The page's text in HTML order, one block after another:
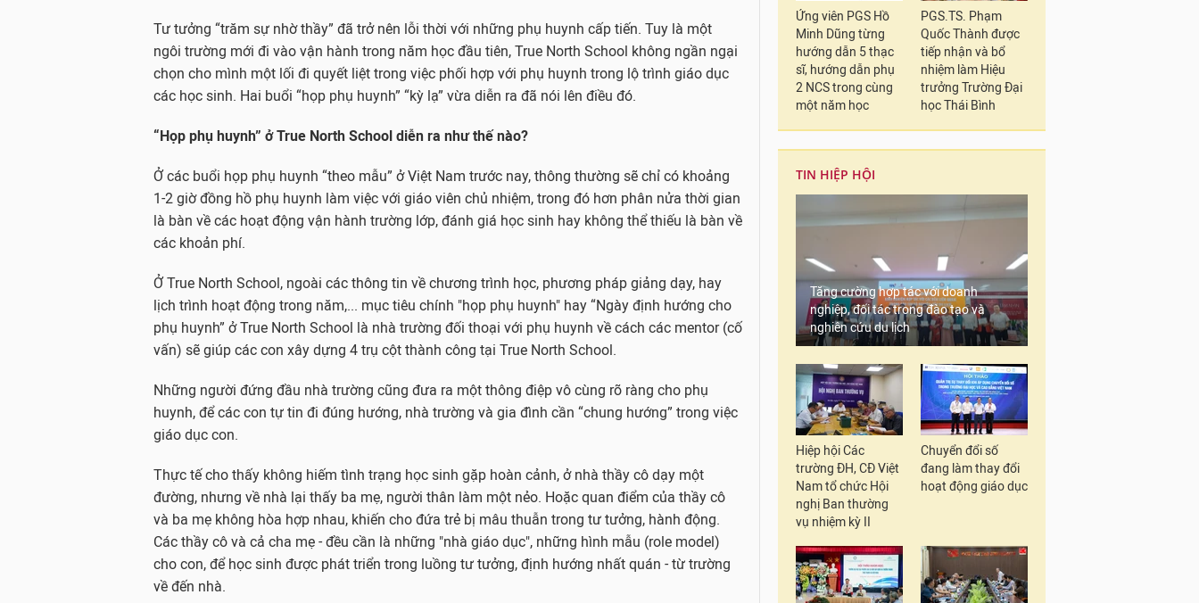
Tư tưởng “trăm sự nhờ thầy” đã trở nên lỗi thời với những phụ huynh cấp tiến. Tuy là một
ngôi trường mới đi vào vận hành trong năm học đầu tiên, True North School không ngần ngại
chọn cho mình một lối đi quyết liệt trong việc phối hợp với phụ huynh trong lộ trình giáo dục
các học sinh. Hai buổi “họp phụ huynh” “kỳ lạ” vừa diễn ra đã nói lên điều đó.
“Họp phụ huynh” ở True North School diễn ra như thế nào?
Ở các buổi họp phụ huynh “theo mẫu” ở Việt Nam trước nay, thông thường sẽ chỉ có khoảng
1-2 giờ đồng hồ phụ huynh làm việc với giáo viên chủ nhiệm, trong đó hơn phân nửa thời gian
là bàn về các hoạt động vận hành trường lớp, đánh giá học sinh hay không thể thiếu là bàn về
các khoản phí.
Ở True North School, ngoài các thông tin về chương trình học, phương pháp giảng dạy, hay
lịch trình hoạt động trong năm,... mục tiêu chính "họp phụ huynh" hay “Ngày định hướng cho
phụ huynh” ở True North School là nhà trường đối thoại với phụ huynh về cách các mentor (cố
vấn) sẽ giúp các con xây dựng 4 trụ cột thành công tại True North School.
Những người đứng đầu nhà trường cũng đưa ra một thông điệp vô cùng rõ ràng cho phụ
huynh, để các con tự tin đi đúng hướng, nhà trường và gia đình cần “chung hướng” trong việc
giáo dục con.
Thực tế cho thấy không hiếm tình trạng học sinh gặp hoàn cảnh, ở nhà thầy cô dạy một
đường, nhưng về nhà lại thấy ba mẹ, người thân làm một nẻo. Hoặc quan điểm của thầy cô
và ba mẹ không hòa hợp nhau, khiến cho đứa trẻ bị mâu thuẫn trong tư tưởng, hành động.
Các thầy cô và cả cha mẹ - đều cần là những "nhà giáo dục", những hình mẫu (role model)
cho con, để học sinh được phát triển trong luồng tư tưởng, định hướng nhất quán - từ trường
về đến nhà.
Ứng viên PGS Hồ
Minh Dũng từng
hướng dẫn 5 thạc
sĩ, hướng dẫn phụ
2 NCS trong cùng
một năm học
PGS.TS. Phạm
Quốc Thành được
tiếp nhận và bổ
nhiệm làm Hiệu
trưởng Trường Đại
học Thái Bình
TIN HIỆP HỘI
Tăng cường hợp tác với doanh
nghiệp, đối tác trong đào tạo và
nghiên cứu du lịch
Hiệp hội Các
trường ĐH, CĐ Việt
Nam tổ chức Hội
nghị Ban thường
vụ nhiệm kỳ II
Chuyển đổi số
đang làm thay đổi
hoạt động giáo dục